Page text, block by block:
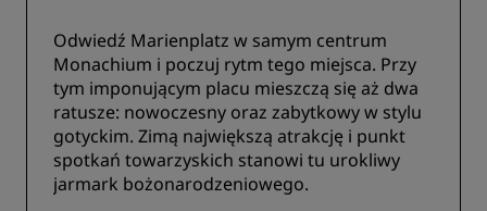
Odwiedź Marienplatz w samym centrum
Monachium i poczuj rytm tego miejsca. Przy
tym imponującym placu mieszczą się aż dwa
ratusze: nowoczesny oraz zabytkowy w stylu
gotyckim. Zimą największą atrakcję i punkt
spotkań towarzyskich stanowi tu urokliwy
jarmark bożonarodzeniowego.